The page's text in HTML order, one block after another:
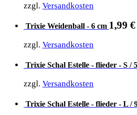
zzgl. Versandkosten
Trixie Weidenball - 6 cm 1,99 €
zzgl. Versandkosten
Trixie Schal Estelle - flieder - S /
zzgl. Versandkosten
Trixie Schal Estelle - flieder - L /